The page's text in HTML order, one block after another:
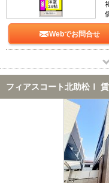
Webでお問合せ
フィアスコート北助松Ⅰ